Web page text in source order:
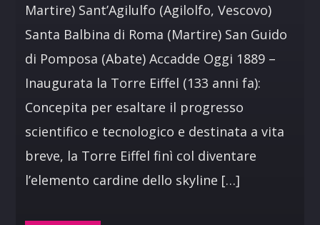
Martire) Sant’Agilulfo (Agilolfo, Vescovo)
Santa Balbina di Roma (Martire) San Guido
di Pomposa (Abate) Accadde Oggi 1889 –
Inaugurata la Torre Eiffel (133 anni fa):
Concepita per esaltare il progresso
scientifico e tecnologico e destinata a vita
breve, la Torre Eiffel finì col diventare
l’elemento cardine dello skyline […]